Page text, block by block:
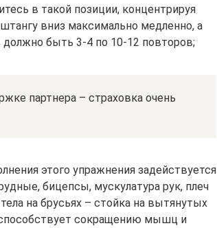
в такой позиции, концентрируя
вниз максимально медленно, а
быть 3-4 по 10-12 повторов;
партнера – страховка очень
этого упражнения задействуется
бицепсы, мускулатура рук, плеч
на брусьях – стойка на вытянутых
способствует сокращению мышц и